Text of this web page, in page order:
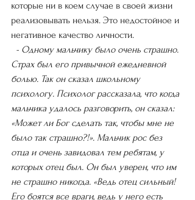
которые ни в коем случае в своей жизни
реализовывать нельзя. Это недостойное и
негативное качество личности.
Страх был его привычной ежедневной
болью. Так он сказал школьному
психологу. Психолог рассказала, что когда
мальчика удалось разговорить, он сказал:
«Может ли Бог сделать так, чтобы мне не
было так страшно?!». Мальчик рос без
отца и очень завидовал тем ребятам, у
которых отец был. Он был уверен, что им
не страшно никогда. «Ведь отец сильный!
Его боятся все враги, ведь у него есть